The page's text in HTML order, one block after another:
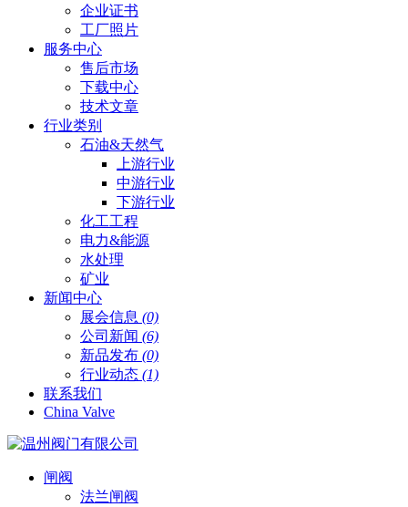
企业证书
工厂照片
服务中心
售后市场
下载中心
技术文章
行业类别
石油&天然气
上游行业
中游行业
下游行业
化工工程
电力&能源
水处理
矿业
新闻中心
展会信息 (0)
公司新闻 (6)
新品发布 (0)
行业动态 (1)
联系我们
China Valve
闸阀
法兰闸阀